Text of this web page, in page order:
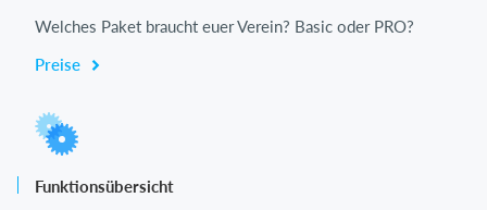
Welches Paket braucht euer Verein? Basic oder PRO?
Preise
Funktionsübersicht